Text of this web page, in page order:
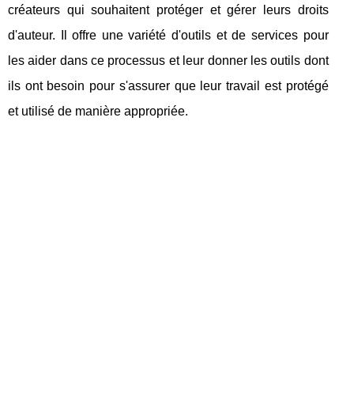
créateurs qui souhaitent protéger et gérer leurs droits
d'auteur. Il offre une variété d'outils et de services pour
les aider dans ce processus et leur donner les outils dont
ils ont besoin pour s'assurer que leur travail est protégé
et utilisé de manière appropriée.